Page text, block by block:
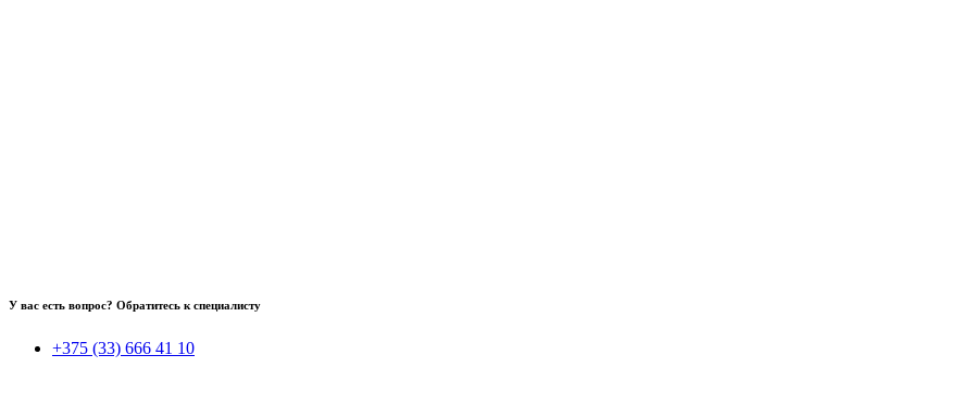
У вас есть вопрос? Обратитесь к специалисту
+375 (33) 666 41 10